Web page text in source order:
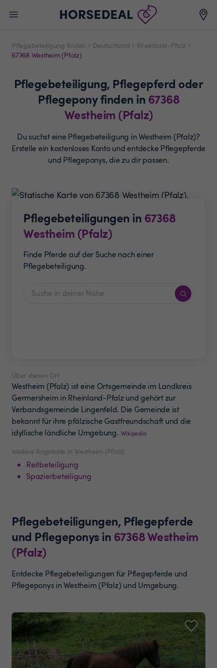
Pflegebeteiligung finden Deutschland
Rheinland-Pfalz
67368 Westheim (Pfalz)
Pflegebeteiligung, Pflegepferd oder
Pflegeponyfinden in 67368
Westheim (Pfalz)
Du suchst eine Pflegebeteiligung in Westheim (Pfalz)?
Erstelle ein kostenloses Konto und entdecke Pflegepferde
und Pflegeponys, die zu dir passen.
Pflegebeteiligungen in 67368
Westheim (Pfalz)
Finde Pferde auf der Suche nach einer
Pflegebeteiligung.
Weitere Angebote in Westheim (Pfalz)
Reitbeteiligung
Spazierbeteiligung
Über diesen Ort
Westheim (Pfalz) ist eine Ortsgemeinde im Landkreis
Germersheim in Rheinland-Pfalz und gehört zur
Verbandsgemeinde Lingenfeld. Die Gemeinde ist
bekannt für ihre pfälzische Gastfreundschaft und die
idyllische ländliche Umgebung. Wikipedia
Pflegebeteiligungen, Pflegepferde
und Pflegeponys in 67368Westheim
(Pfalz)
Entdecke Pflegebeteiligungen für Pflegepferde und
Pflegeponys in Westheim (Pfalz) und Umgebung.